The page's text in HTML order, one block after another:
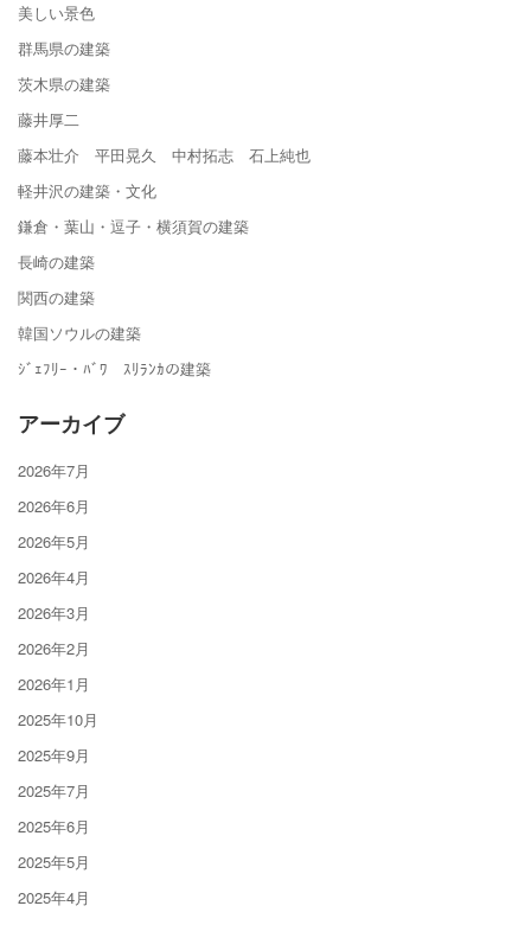
美しい景色
群馬県の建築
茨木県の建築
藤井厚二
藤本壮介 平田晃久 中村拓志 石上純也
軽井沢の建築・文化
鎌倉・葉山・逗子・横須賀の建築
長崎の建築
関西の建築
韓国ソウルの建築
ｼﾞｪﾌﾘｰ・ﾊﾞﾜ ｽﾘﾗﾝｶの建築
アーカイブ
2026年7月
2026年6月
2026年5月
2026年4月
2026年3月
2026年2月
2026年1月
2025年10月
2025年9月
2025年7月
2025年6月
2025年5月
2025年4月